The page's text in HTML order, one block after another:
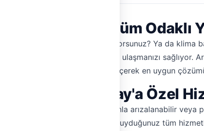
İçin Çözüm Odaklı
montajı mı yaptırmak istiyorsunuz? Ya da klima
klima servislerine hızlıca ulaşmanızı sağlıyor.
doğrudan iletişime geçerek en uygun
ve Onarım: Hatay'a Özel
haline geldi. Ancak zamanla arızalanabilir veya
çalışması için ihtiyaç duyduğunuz tüm